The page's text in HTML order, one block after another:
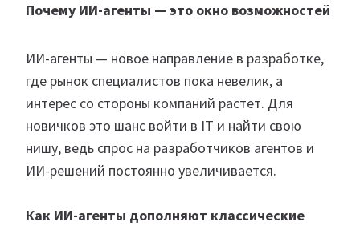
Почему ИИ-агенты — это окно возможностей
ИИ-агенты — новое направление в разработке,
где рынок специалистов пока невелик, а
интерес со стороны компаний растет. Для
новичков это шанс войти в IT и найти свою
нишу, ведь спрос на разработчиков агентов и
ИИ-решений постоянно увеличивается.
Как ИИ-агенты дополняют классические